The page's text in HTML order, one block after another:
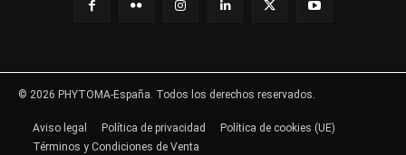
© 2026 PHYTOMA-España. Todos los derechos reservados.
Aviso legal Política de privacidad
Política de cookies (UE)
Términos y Condiciones de Venta